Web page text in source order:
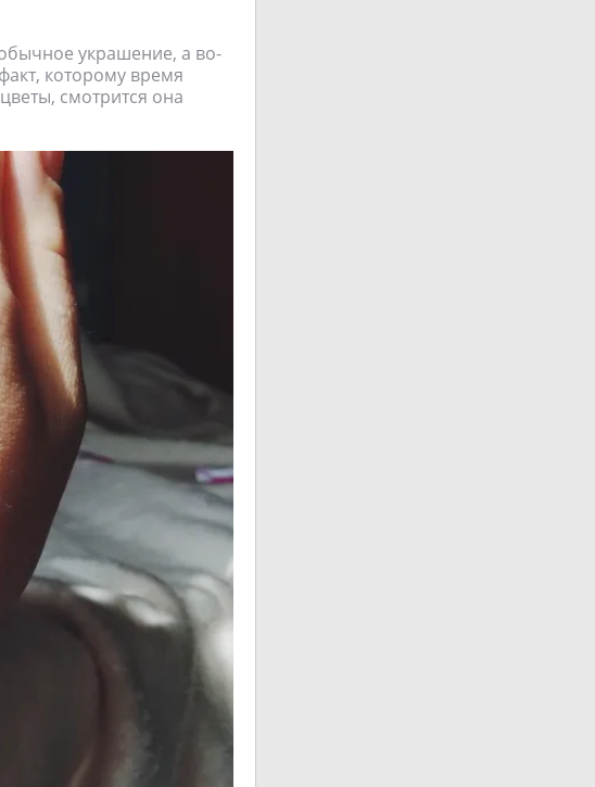
украшение, а во-
которому время
смотрится она